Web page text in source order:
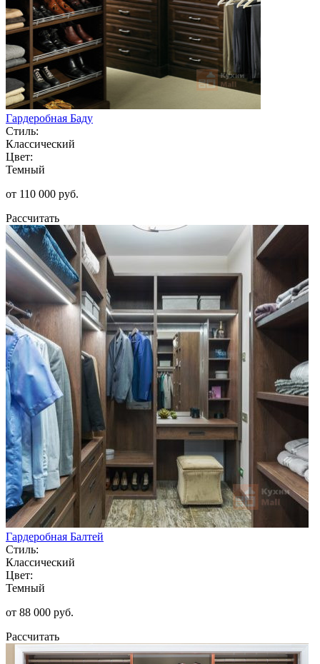
Гардеробная Баду
Стиль:
Классический
Цвет:
Темный
от 110 000 руб.
Рассчитать
Гардеробная Балтей
Стиль:
Классический
Цвет:
Темный
от 88 000 руб.
Рассчитать